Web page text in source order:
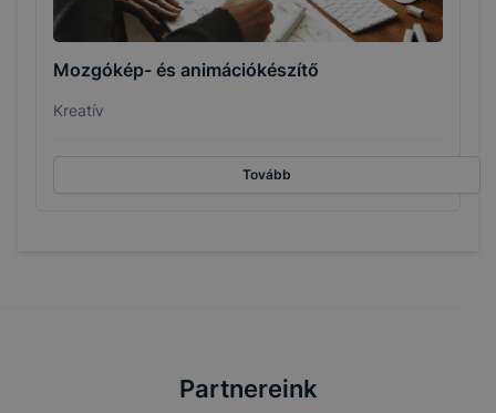
Mozgókép- és animációkészítő
Kreatív
Tovább
Partnereink